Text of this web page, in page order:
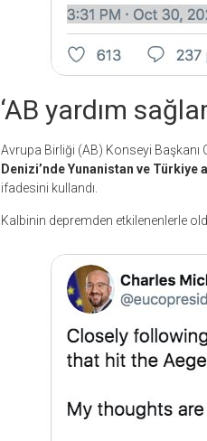
‘AB yardım
Avrupa Birliği (AB) Konseyi Başkanı
Denizi’nde Yunanistan ve
ifadesini kullandı.
Kalbinin depremden etkilenenlerle